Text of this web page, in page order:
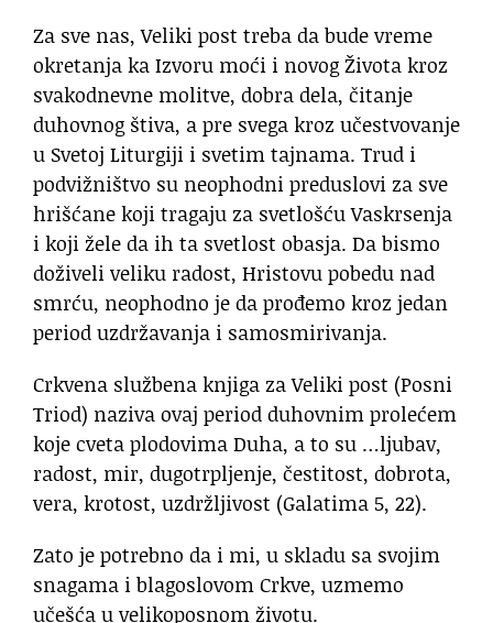
Za sve nas, Veliki post treba da bude vreme
okretanja ka Izvoru moći i novog Života kroz
svakodnevne molitve, dobra dela, čitanje
duhovnog štiva, a pre svega kroz učestvovanje
u Svetoj Liturgiji i svetim tajnama. Trud i
podvižništvo su neophodni preduslovi za sve
hrišćane koji tragaju za svetlošću Vaskrsenja
i koji žele da ih ta svetlost obasja. Da bismo
doživeli veliku radost, Hristovu pobedu nad
smrću, neophodno je da prođemo kroz jedan
period uzdržavanja i samosmirivanja.
Crkvena službena knjiga za Veliki post (Posni
Triod) naziva ovaj period duhovnim prolećem
koje cveta plodovima Duha, a to su …ljubav,
radost, mir, dugotrpljenje, čestitost, dobrota,
vera, krotost, uzdržljivost (Galatima 5, 22).
Zato je potrebno da i mi, u skladu sa svojim
snagama i blagoslovom Crkve, uzmemo
učešća u velikoposnom životu.